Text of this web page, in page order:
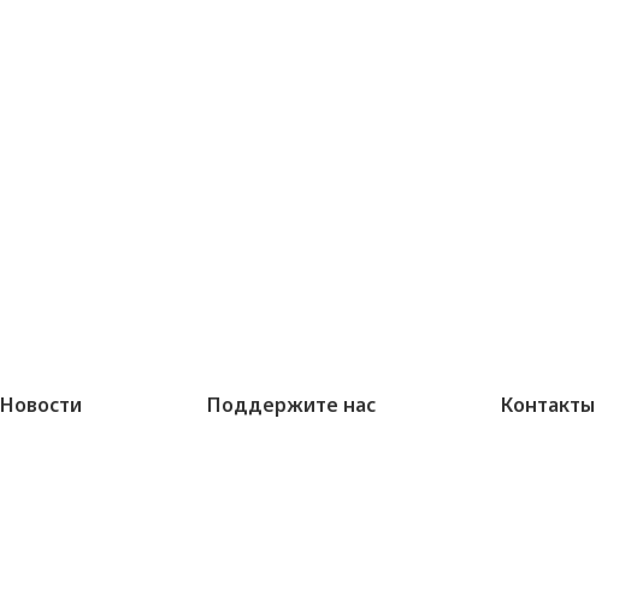
Новости Поддержите нас Контакты